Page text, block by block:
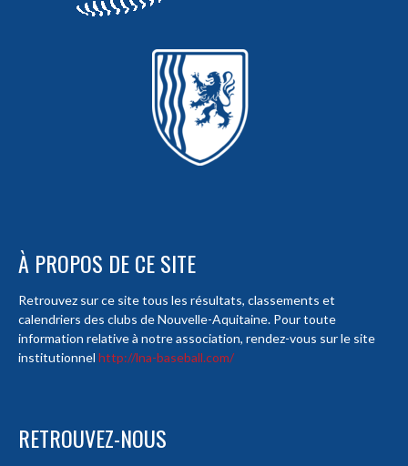
À PROPOS DE CE SITE
Retrouvez sur ce site tous les résultats, classements et
calendriers des clubs de Nouvelle-Aquitaine. Pour toute
information relative à notre association, rendez-vous sur le site
institutionnel http://lna-baseball.com/
RETROUVEZ-NOUS